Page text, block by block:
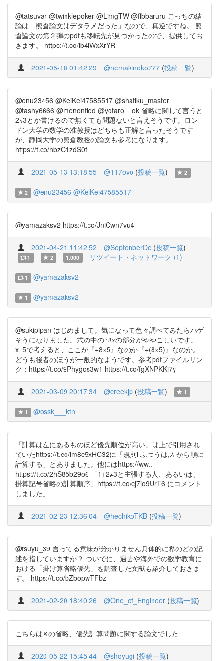
@tatsuvar @twinklepoker @LimgTW @ffbbaruru こっちの結
論は「熊倉論文はデタラメだった」なので、真逆ですね。 熊
倉論文の第２弾のpdfも移転先が見つかったので、提供してお
きます。 https://t.co/lb4lWxXrYR
2021-05-18 01:42:29 @nemakineko777 (投稿一覧)
@enu23456 @KeiKei47585517 @shatiku_master
@tashy6666 @menonfled @yotaro__ok 省略に関して言うと
2√3とか書けるので無くても問題ないと言えそうです。ロン
ドン大学の数学の准教授はどちらも正解と言ったそうです
が、静岡大学の熊倉教授の論文も参考になります。
https://t.co/hbzC1zdS0f
2021-05-13 13:18:55 @117ovo (投稿一覧) 2
2 @enu23456 @KeiKei47585517
@yamazaksv2 https://t.co/JniCwn7vu4
2021-04-21 11:42:52 @SeptenberDe (投稿一覧)
1 2 1.000 リツイート・ネットワーク (1)
1 @yamazaksv2
1 @yamazaksv2
@sukipipan はじめまして。気になって色々調べてみたらハゲ
そうになりました。式の中の÷8xの部分がややこしいです。
x=5で考えると、ここが『÷8×5』なのか『÷(8×5)』なのか。
どうも後者のほうが一般的なようです。参考pdfファイルリン
ク：https://t.co/9Phygos3w1 https://t.co/fgXNPKKi7y
2021-03-09 20:17:34 @creekjp (投稿一覧) 1
1 @ossk___ktn
「計算は左にあるものほど優先順位が高い」は上で引用され
ていたhttps://t.co/lm8c5xHC32に「規則i ふつうは,左から順に
計算する」とありました。他にはhttps://ww..
https://t.co/2hS85b29o6 「1+2≠3と主張する人、あるいは、
掛算記号省略の計算順序」https://t.co/cj7io9UrT6 にコメント
しました。
2021-02-23 12:36:04 @hechikoTKB (投稿一覧)
@tsuyu_39 言ってる意味が分かりません具体的に私のどの記
述を指していますか？ ついでに、過去や海外での数学教育に
おける「掛け算省略優先」を調査した文献も紹介しておきま
す。 https://t.co/bZbopwTFbz
2021-02-20 18:40:26 @One_of_Engineer (投稿一覧)
こちらは✕の省略、優先計算問題に関する論文でした
2020-05-22 15:45:44 @shoyugi (投稿一覧)